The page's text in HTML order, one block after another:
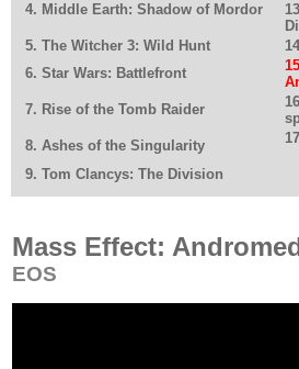
4. Middle Earth: Shadow of Mordor
5. The Witcher 3: Wild Hunt
6. Star Wars: Battlefront
7. Rise of the Tomb Raider
8. Ashes of the Singularity
9. Tom Clancys: The Division
Mass Effect:
EOS